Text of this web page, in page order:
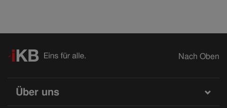
Nach Oben
Über uns